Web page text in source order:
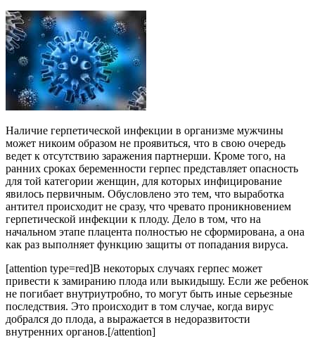
Наличие герпетической инфекции в организме мужчины
может никоим образом не проявиться, что в свою очередь
ведет к отсутствию заражения партнерши. Кроме того, на
ранних сроках беременности герпес представляет опасность
для той категории женщин, для которых инфицирование
явилось первичным. Обусловлено это тем, что выработка
антител происходит не сразу, что чревато проникновением
герпетической инфекции к плоду. Дело в том, что на
начальном этапе плацента полностью не сформирована, а она
как раз выполняет функцию защиты от попадания вируса.
[attention type=red]В некоторых случаях герпес может
привести к замиранию плода или выкидышу. Если же ребенок
не погибает внутриутробно, то могут быть иные серьезные
последствия. Это происходит в том случае, когда вирус
добрался до плода, а выражается в недоразвитости
внутренних органов.[/attention]